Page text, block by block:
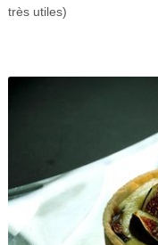
très utiles)